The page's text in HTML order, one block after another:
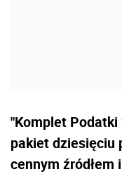
"Komplet
pakiet dziesięciu
cennym